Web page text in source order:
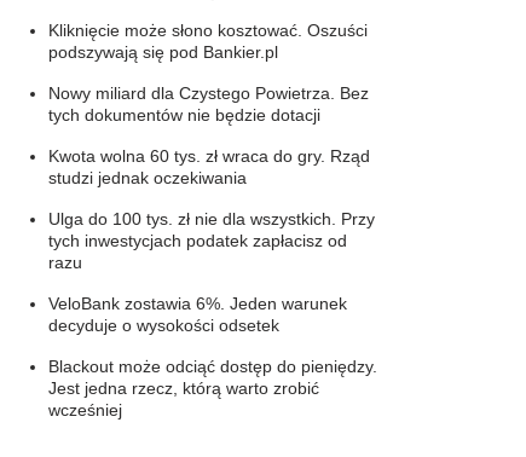
Kliknięcie może słono kosztować. Oszuści
podszywają się pod Bankier.pl
Nowy miliard dla Czystego Powietrza. Bez
tych dokumentów nie będzie dotacji
Kwota wolna 60 tys. zł wraca do gry. Rząd
studzi jednak oczekiwania
Ulga do 100 tys. zł nie dla wszystkich. Przy
tych inwestycjach podatek zapłacisz od
razu
VeloBank zostawia 6%. Jeden warunek
decyduje o wysokości odsetek
Blackout może odciąć dostęp do pieniędzy.
Jest jedna rzecz, którą warto zrobić
wcześniej